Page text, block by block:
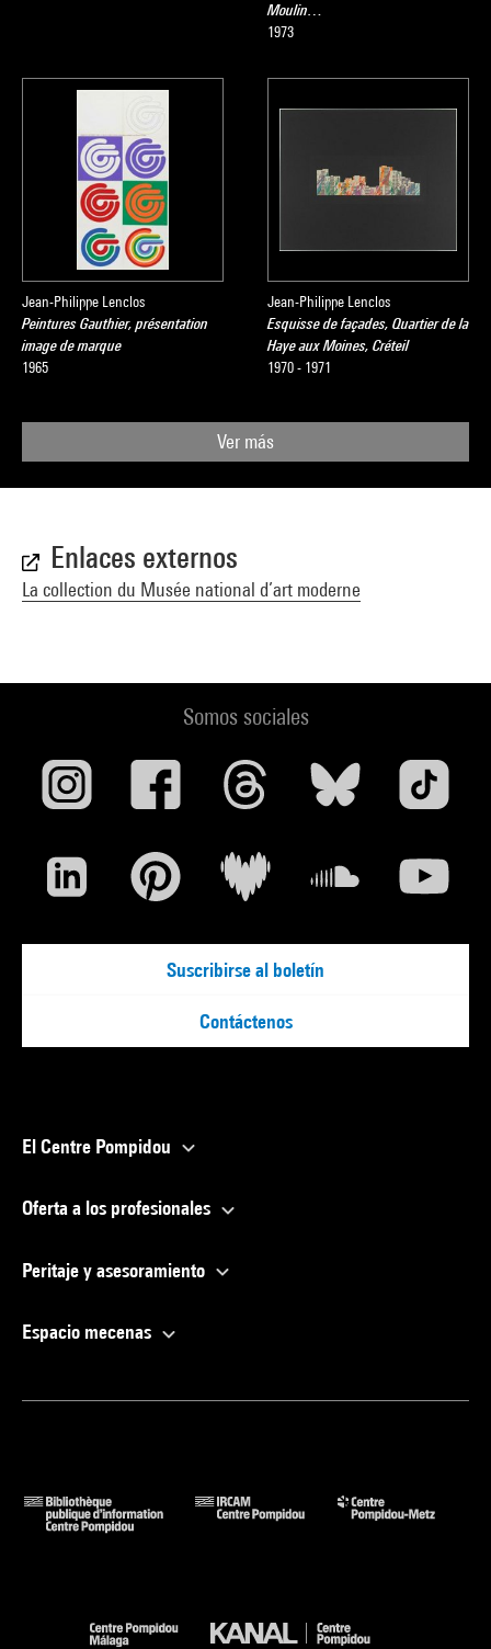
Moulin…
1973
Jean-Philippe Lenclos
Peintures Gauthier, présentation
image de marque
1965
Jean-Philippe Lenclos
Esquisse de façades, Quartier de la
Haye aux Moines, Créteil
1970 - 1971
Ver más
Enlaces externos
La collection du Musée national d’art moderne
Somos sociales
Suscribirse al boletín
Contáctenos
El Centre Pompidou
Oferta a los profesionales
Peritaje y asesoramiento
Espacio mecenas